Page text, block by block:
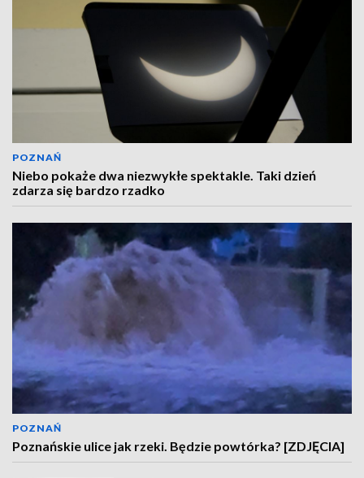
POZNAŃ
Niebo pokaże dwa niezwykłe spektakle. Taki dzień
zdarza się bardzo rzadko
POZNAŃ
Poznańskie ulice jak rzeki. Będzie powtórka? [ZDJĘCIA]